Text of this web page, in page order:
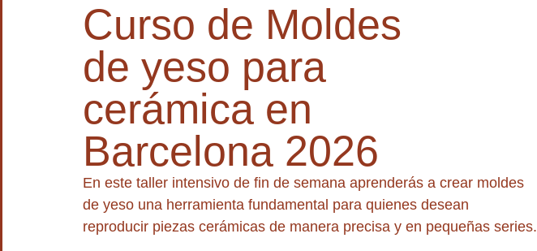
Curso de Moldes
de yeso para
cerámica en
Barcelona 2026
En este taller intensivo de fin de semana aprenderás a crear moldes
de yeso una herramienta fundamental para quienes desean
reproducir piezas cerámicas de manera precisa y en pequeñas series.